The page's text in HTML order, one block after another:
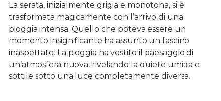
La serata, inizialmente grigia e monotona, si è
trasformata magicamente con l’arrivo di una
pioggia intensa. Quello che poteva essere un
momento insignificante ha assunto un fascino
inaspettato. La pioggia ha vestito il paesaggio di
un’atmosfera nuova, rivelando la quiete umida e
sottile sotto una luce completamente diversa.